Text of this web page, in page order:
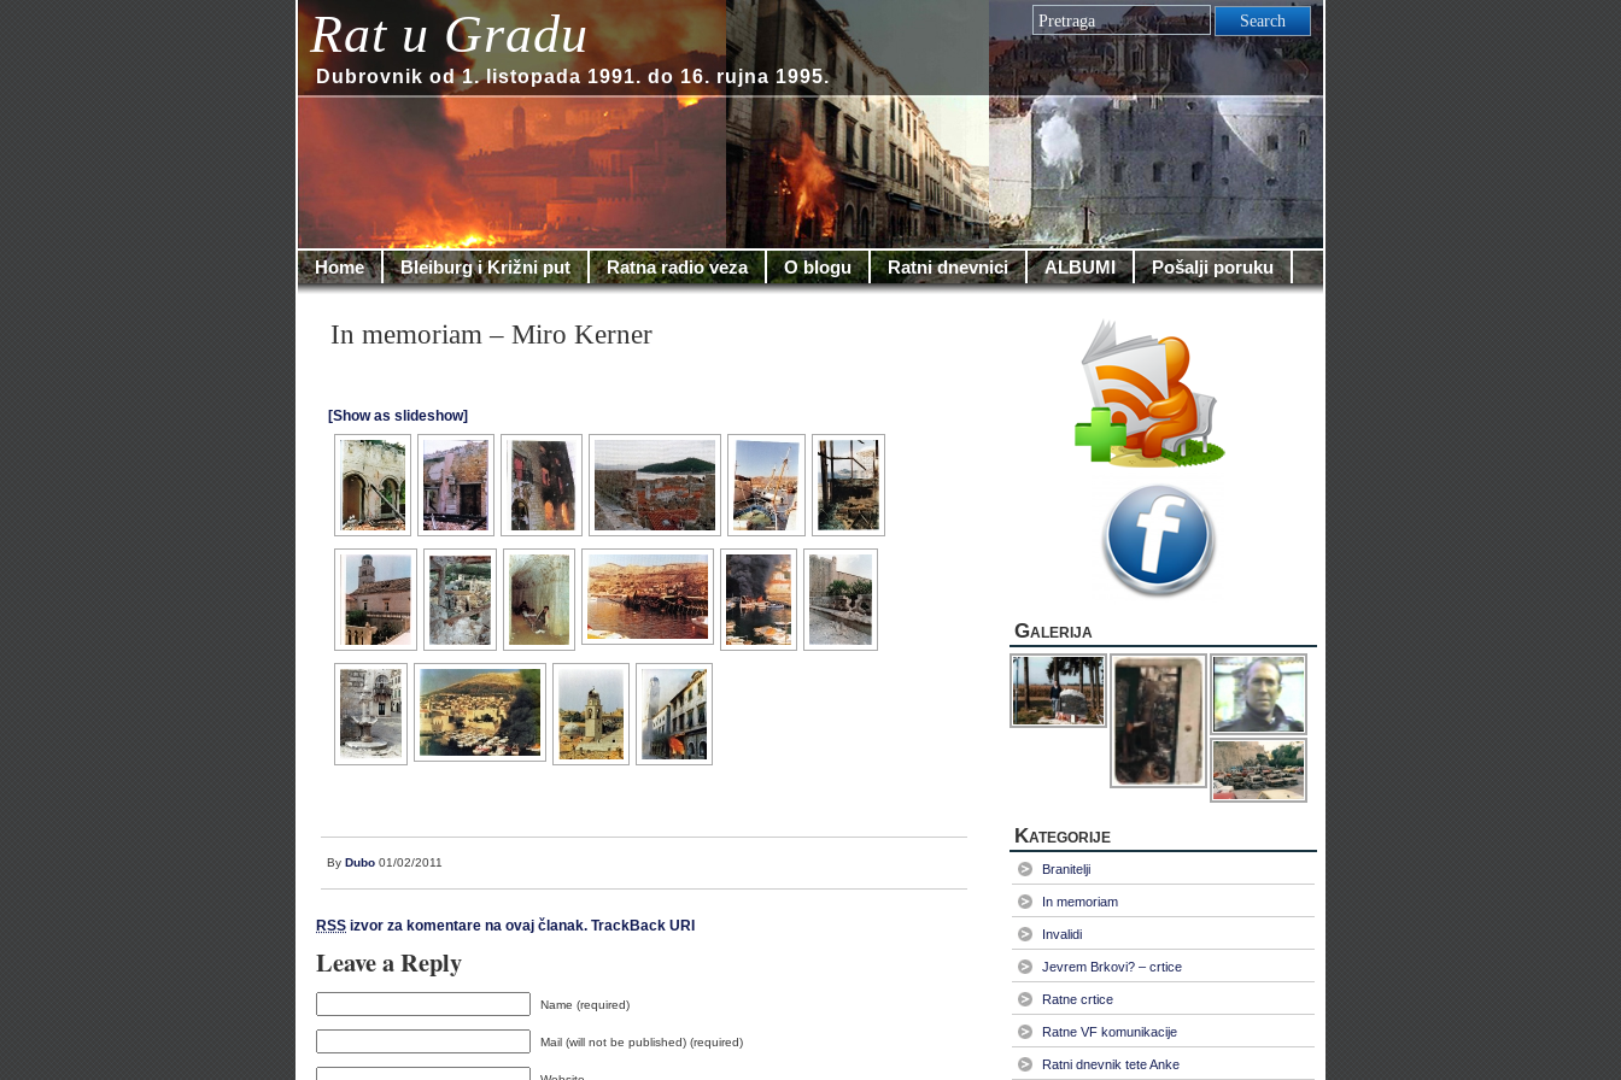
Rat u Gradu
Dubrovnik od 1. listopada 1991. do 16. rujna 1995.
Home Bleiburg i Križni put Ratna radio veza O blogu Ratni dnevnici ALBUMI Pošalji poruku
In memoriam – Miro Kerner
[Show as slideshow]
By Dubo 01/02/2011
RSS izvor za komentare na ovaj članak. TrackBack URI
Leave a Reply
Name (required)
Mail (will not be published) (required)
Galerija
Kategorije
Branitelji
In memoriam
Invalidi
Jevrem Brkovi? – crtice
Ratne crtice
Ratne VF komunikacije
Ratni dnevnik tete Anke